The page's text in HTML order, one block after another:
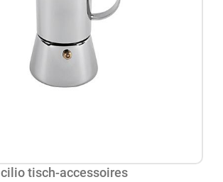
cilio tisch-accessoires